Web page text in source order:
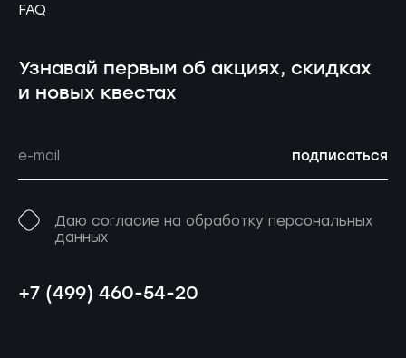
FAQ
Узнавай первым об акциях, скидках
и новых квестах
подписаться
Даю согласие на обработку персональных
данных
+7 (499) 460-54-20